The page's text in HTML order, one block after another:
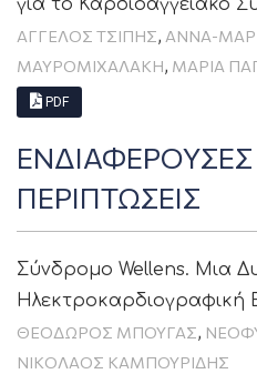
για το Καρδιοαγγειακό
ΆΓΓΕΛΟΣ ΤΣΊΠΗΣ, ΑΝΝΑ-
ΜΑΥΡΟΜΙΧΑΛΆΚΗ, ΜΑΡΊΑ
PDF
ΕΝΔΙΑΦΕΡΟΥΣΕΣ
ΠΕΡΙΠΤΩΣΕΙΣ
Σύνδρομο Wellens. Μια
Ηλεκτροκαρδιογραφική
ΘΕΌΔΩΡΟΣ ΜΠΟΥΓΆΣ,
ΝΙΚΌΛΑΟΣ ΚΑΜΠΟΥΡΊΔΗΣ